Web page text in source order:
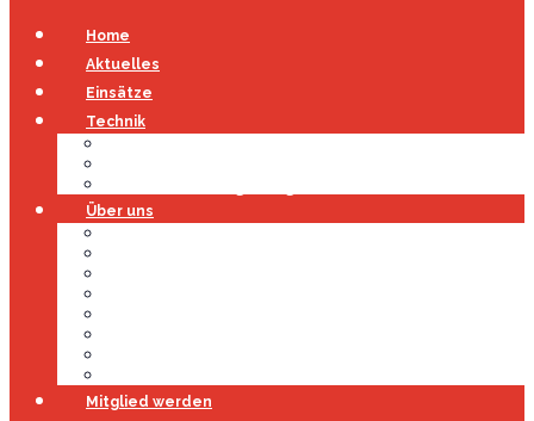
Home
Aktuelles
Einsätze
Technik
Über uns
Mitglied werden